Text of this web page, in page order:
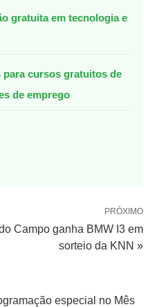
gratuita em tecnologia e
cursos gratuitos de
de emprego
PRÓXIMO
Campo ganha BMW I3 em
sorteio da KNN »
especial no Mês